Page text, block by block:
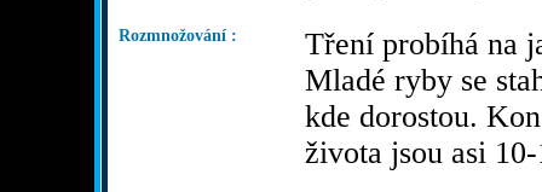
Rozmnožování :
Tření probíhá na
Mladé ryby se
kde dorostou.
života jsou asi